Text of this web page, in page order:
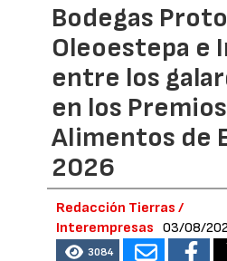
Bodegas
Oleoestepa e
entre los
en los Premios
Alimentos de
2026
Redacción Tierras /
Interempresas
03/08/
3084